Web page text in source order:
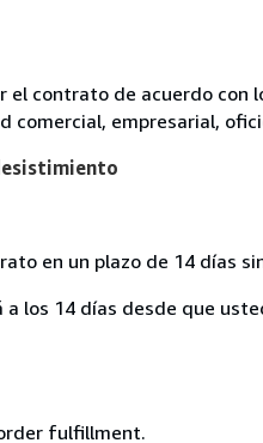
el contrato de acuerdo
comercial, empresarial,
en un plazo de 14 días
los 14 días desde que
fulfillment.